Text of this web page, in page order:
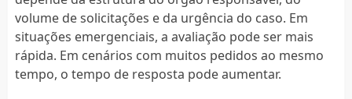
volume de solicitações e da urgência do caso. Em
situações emergenciais, a avaliação pode ser mais
rápida. Em cenários com muitos pedidos ao mesmo
tempo, o tempo de resposta pode aumentar.